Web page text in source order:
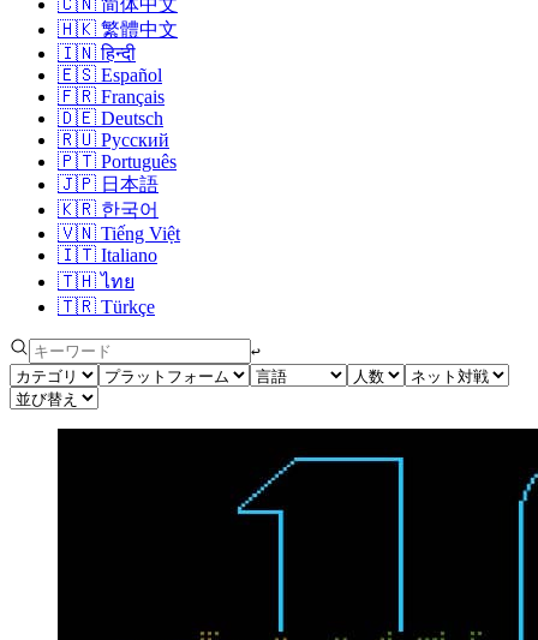
🇭🇰 繁體中文
🇮🇳 हिन्दी
🇪🇸 Español
🇫🇷 Français
🇩🇪 Deutsch
🇷🇺 Русский
🇵🇹 Português
🇯🇵 日本語
🇰🇷 한국어
🇻🇳 Tiếng Việt
🇮🇹 Italiano
🇹🇭 ไทย
🇹🇷 Türkçe
↩︎